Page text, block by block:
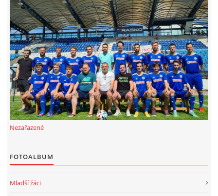
DOTACE
FKD, z.s.
Drnovice 704
68304 Drnovice
ičo 27005305
č.ú. 3227086359 / 0800
© 2026 eStránky.cz |RSS
Nezařazené
FOTOALBUM
Mladší žáci